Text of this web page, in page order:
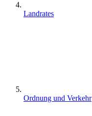
Landrates
Ordnung und Verkehr